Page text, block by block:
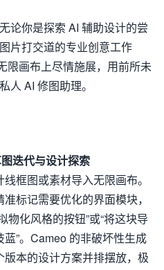
论你是探索 AI 辅助设计的尝
片打交道的专业创意工作
限画布上尽情施展，用前所未
人 AI 修图助理。
迭代与设计探索
框图或素材导入无限画布。
标记需要优化的界面模块，
物化风格的按钮”或“将这块导
”。Cameo 的非破坏性生成
本的设计方案并排摆放，极